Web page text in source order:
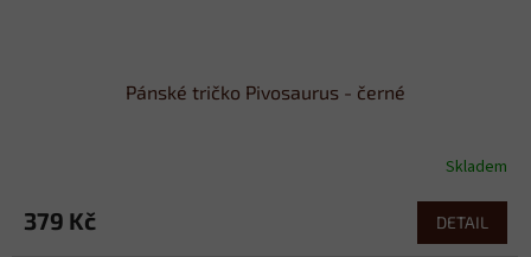
Pánské tričko Pivosaurus - černé
Skladem
379 Kč DETAIL